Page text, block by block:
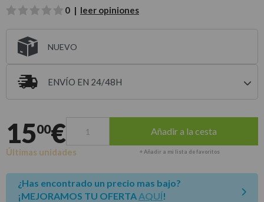
0 | leer opiniones
NUEVO
ENVÍO EN 24/48H
1500€ Añadir a la cesta
Últimas unidades + Añadir a mi lista de favoritos
¿Has encontrado un precio mas bajo?
¡MEJORAMOS TU OFERTA AQUÍ!